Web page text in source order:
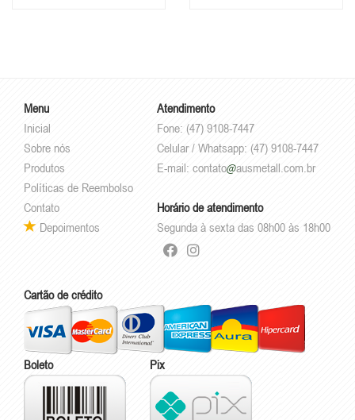
Menu
Inicial
Sobre nós
Produtos
Políticas de Reembolso
Contato
Depoimentos
Atendimento
Fone: (47) 9108-7447
Celular / Whatsapp: (47) 9108-7447
E-mail: contato ausmetall.com.br
Horário de atendimento
Segunda à sexta das 08h00 às 18h00
Cartão de crédito
Boleto Pix